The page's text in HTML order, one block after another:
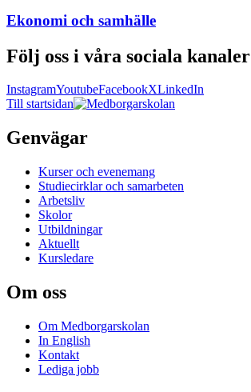
Ekonomi och samhälle
Följ oss i våra sociala kanaler
InstagramYoutubeFacebookXLinkedIn
Till startsidan
Genvägar
Kurser och evenemang
Studiecirklar och samarbeten
Arbetsliv
Skolor
Utbildningar
Aktuellt
Kursledare
Om oss
Om Medborgarskolan
In English
Kontakt
Lediga jobb